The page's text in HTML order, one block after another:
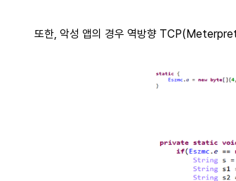
또한, 악성 앱의 경우 역방향